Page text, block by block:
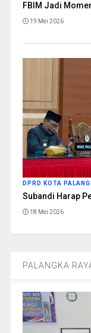
FBIM Jadi
19 Mei 2026
DPRD KOTA
Subandi Harap
18 Mei 2026
PALANGKA